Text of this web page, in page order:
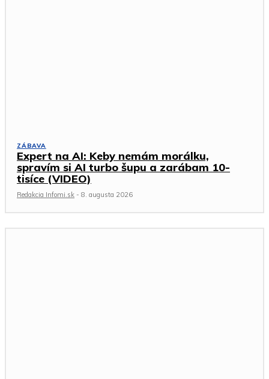
ZÁBAVA
Expert na AI: Keby nemám morálku,
spravím si AI turbo šupu a zarábam 10-
tisíce (VIDEO)
Redakcia Infomi.sk - 8. augusta 2026